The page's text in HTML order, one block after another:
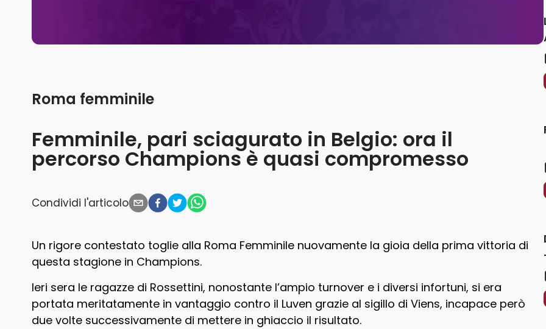
Femminile, pari sciagurato in Belgio: ora il
percorso Champions è quasi compromesso
Roma femminile
Condividi l'articolo
Un rigore contestato toglie alla Roma Femminile nuovamente la gioia della prima vittoria di
questa stagione in Champions.
Ieri sera le ragazze di Rossettini, nonostante l’ampio turnover e i diversi infortuni, si era
portata meritatamente in vantaggio contro il Luven grazie al sigillo di Viens, incapace però
due volte successivamente di mettere in ghiaccio il risultato.